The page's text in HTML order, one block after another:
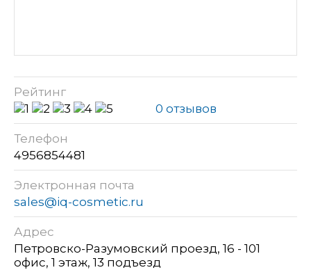
Рейтинг
0 отзывов
Телефон
4956854481
Электронная почта
sales@iq-cosmetic.ru
Адрес
Петровско-Разумовский проезд, 16 - 101
офис, 1 этаж, 13 подъезд